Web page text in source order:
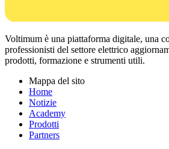
Voltimum è una piattaforma digitale, una
professionisti del settore elettrico
prodotti, formazione e strumenti utili.
Mappa del sito
Home
Notizie
Academy
Prodotti
Partners